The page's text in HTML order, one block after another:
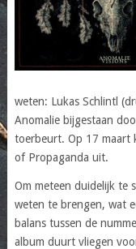
weten: Lukas Schlintl
Anomalie bijgestaan
toerbeurt. Op 17 maart
of Propaganda uit.
Om meteen duidelijk te
weten te brengen, wat
balans tussen de
album duurt vliegen